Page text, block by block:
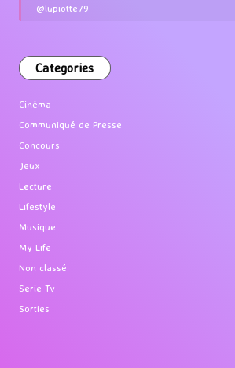
@lupiotte79
Categories
Cinéma
Communiqué de Presse
Concours
Jeux
Lecture
Lifestyle
Musique
My Life
Non classé
Serie Tv
Sorties